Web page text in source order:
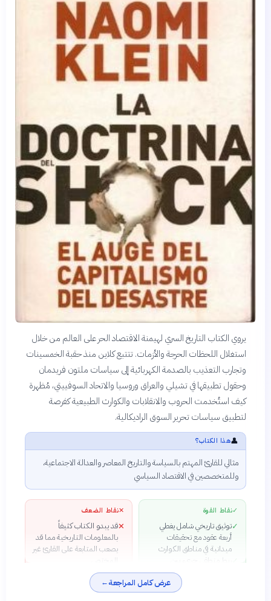
يروي الكتاب التاريخ السري لهيمنة الاقتصاد الحر على العالم من خلال
استغلال اللحظات الحرجة والأزمات. تتتبع كلاين منذ حقبة الخمسينات
وتجارب التعذيب بالصدمة الكهربائية إلى سياسات ملتون فريدمان
وحقول تطبيقها في تشيلي والعراق وروسيا والاتحاد السوفييتي، مُظهرة
كيف استُخدمت الحروب والانقلابات والكوارث الطبيعية كفرصة
لتطبيق سياسات تحرير السوق الراديكالية.
👤هذا الكتاب؟
مثالي للقارئ المهتم بالسياسة والتاريخ المعاصر والعدالة الاجتماعية،
وللمتخصصين في الاقتصاد السياسي
✓نقاط القوة
✓توثيق تاريخي شامل يغطي
أربعة عقود مع تحقيقات
ميدانية في مناطق الكوارث
ربط منطقي جريء بين
التعذيب النفسي والصدمة
الاقتصادية يكشف المنطق
الكامن وراء السياسات
✕نقاط الضعف
✕قد يبدو الكتاب كثيفاً
بالمعلومات التاريخية مما قد
يصعب المتابعة على القارئ غير
المختص
✕بعض الانتقادات الاقتصادية
توجه تركيزاً أكثر نحو الجانب
السياسي دون معالجة نظرية
عرض كامل المراجعة←